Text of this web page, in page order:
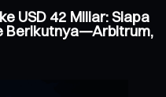
USD 42 Miliar: Siapa
Berikutnya—Arbitrum,